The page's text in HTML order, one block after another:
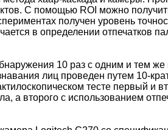
С помощью ROI можно
получен уровень
в определении отпечатков
10 раз с одним и тем же
лиц проведен путем 10-
тесте первый и
а второго с использованием